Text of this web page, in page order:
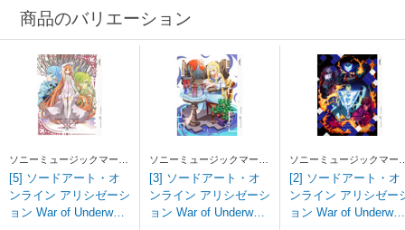
商品のバリエーション
ソニーミュージックマーケ
ティング
[5] ソードアート・オ
ンライン アリシゼーシ
ョン War of Underworl
ソニーミュージックマーケ
ティング
[3] ソードアート・オ
ンライン アリシゼーシ
ョン War of Underworl
ソニーミュージックマー
ティング
[2] ソードアート・オ
ンライン アリシゼー
ョン War of Underworl